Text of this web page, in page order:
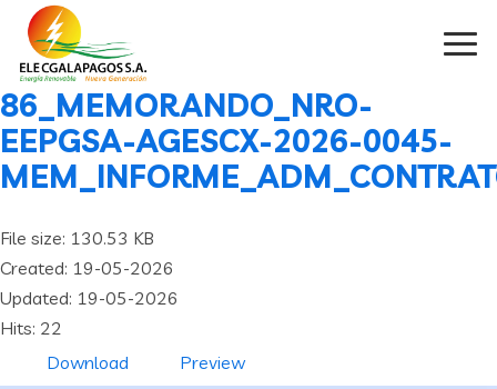
86_MEMORANDO_NRO-
EEPGSA-AGESCX-2026-0045-
File size: 130.53 KB
Created: 19-05-2026
Updated: 19-05-2026
Hits: 22
Download
Preview